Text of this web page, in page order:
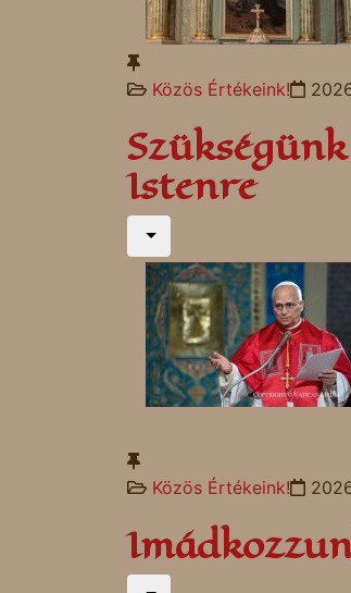
Közös Értékeink!
Istenre
Közös Értékeink!